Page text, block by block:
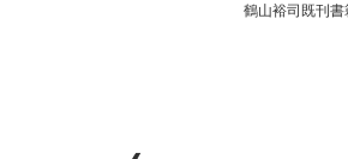
鶴山裕司既刊書